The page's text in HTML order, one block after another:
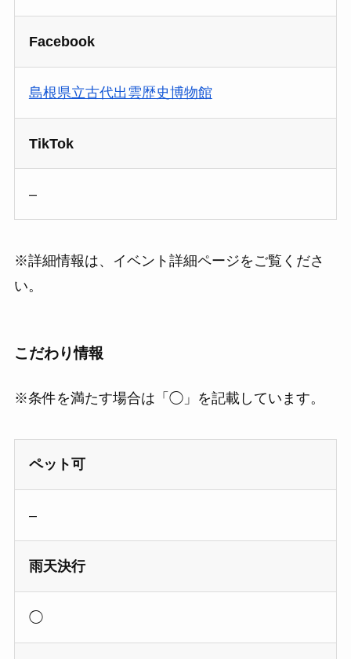
Facebook
島根県立古代出雲歴史博物館
TikTok
–
※詳細情報は、イベント詳細ページをご覧くださ
い。
こだわり情報
※条件を満たす場合は「◯」を記載しています。
ペット可
–
雨天決行
◯